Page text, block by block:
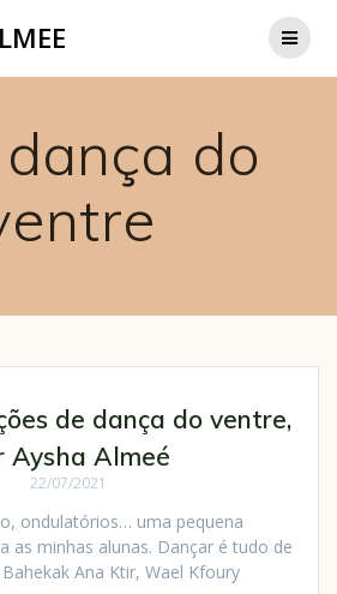
dança do
de dança do ventre,
Aysha Almeé
22/07/2021
ondulatórios… uma pequena
as minhas alunas. Dançar é tudo de
Ana Ktir, Wael Kfoury